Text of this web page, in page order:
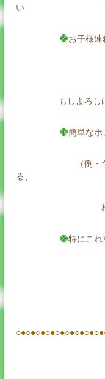
い
お子様
もしよろしけ
簡単なホ
（例・全然知ら
る、
相談会を受け
特にこれ